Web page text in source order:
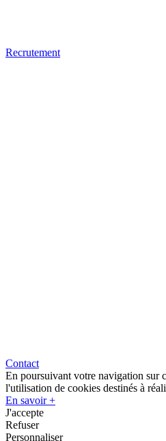
Recrutement
Contact
En poursuivant votre navigation sur
l'utilisation de cookies destinés à
En savoir +
J'accepte
Refuser
Personnaliser